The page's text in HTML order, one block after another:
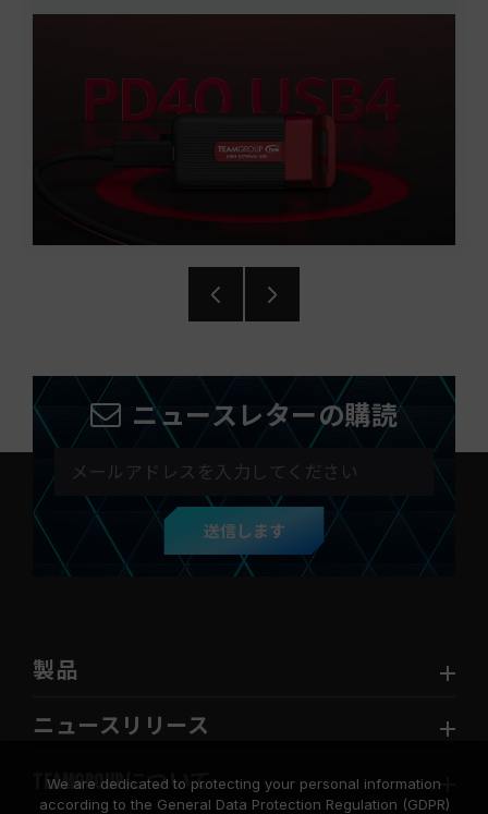
ニュースレターの購読
送信します
製品
ニュースリリース
TEAMGROUPについて
We are dedicated to protecting your personal information
according to the General Data Protection Regulation (GDPR)